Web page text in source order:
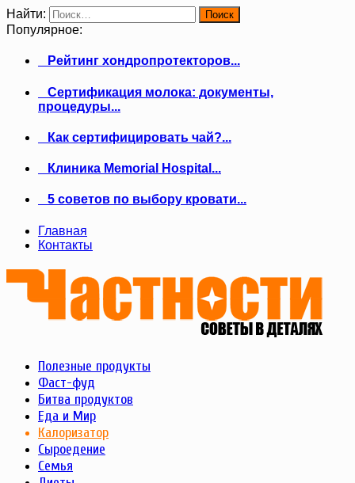
Найти:
Популярное:
Рейтинг хондропротекторов...
Сертификация молока: документы,
процедуры...
Как сертифицировать чай?...
Клиника Memorial Hospital...
5 советов по выбору кровати...
Главная
Контакты
Полезные продукты
Фаст-фуд
Битва продуктов
Еда и Мир
Калоризатор
Сыроедение
Семья